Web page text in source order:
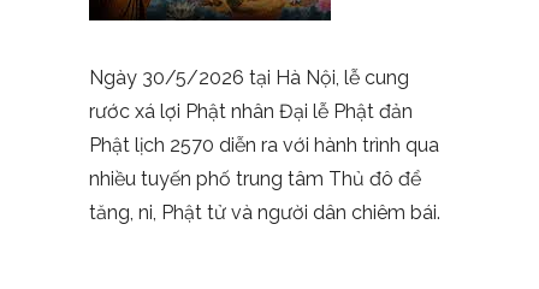
Ngày 30/5/2026 tại Hà Nội, lễ cung
rước xá lợi Phật nhân Đại lễ Phật đản
Phật lịch 2570 diễn ra với hành trình qua
nhiều tuyến phố trung tâm Thủ đô để
tăng, ni, Phật tử và người dân chiêm bái.